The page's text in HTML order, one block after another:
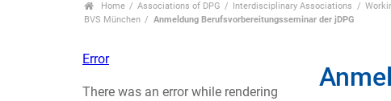
Home Associations of DPG Interdisciplinary Associations
BVS München
Anmeldung Berufsvorbereitungsseminar der jDPG
Error
There was an error while rendering